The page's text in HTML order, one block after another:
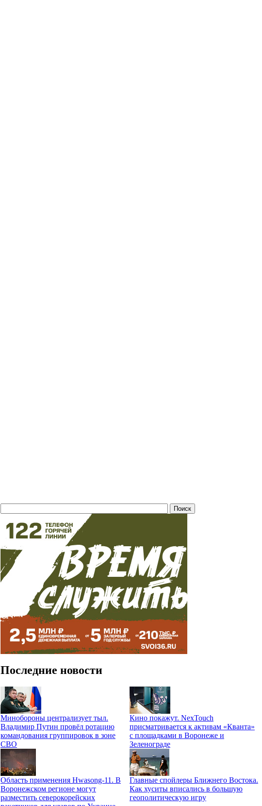
Последние новости
Минобороны централизует тыл.
Владимир Путин провёл ротацию
командования группировок в зоне
СВО
Кино покажут. NexTouch
присматривается к активам «Кванта»
с площадками в Воронеже и
Зеленограде
Область применения Hwasong-11. В
Воронежском регионе могут
разместить северокорейских
Главные спойлеры Ближнего Востока.
Как хуситы вписались в большую
геополитическую игру